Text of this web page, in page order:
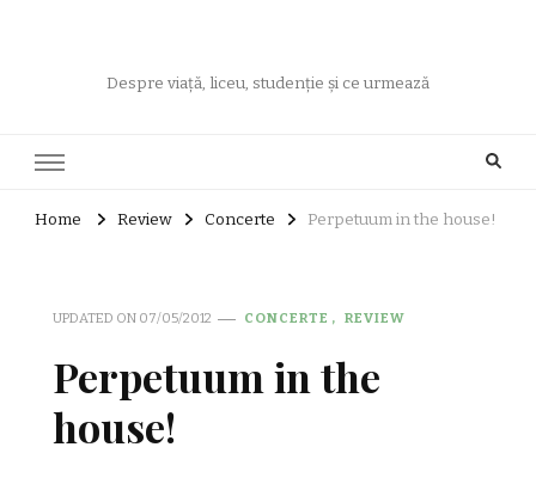
Despre viață, liceu, studenție și ce urmează
Home Review Concerte Perpetuum in the house!
UPDATED ON 07/05/2012 CONCERTE REVIEW
Perpetuum in the
house!